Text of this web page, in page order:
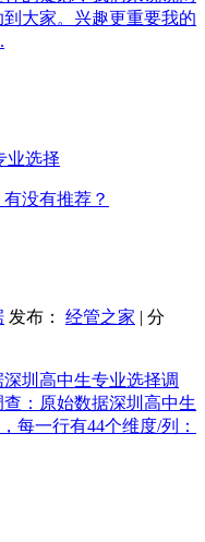
大家。兴趣更重要我的
业选择
没有推荐？
发布： 经管之家 | 分
圳高中生专业选择调
：原始数据深圳高中生
每一行有44个维度/列：